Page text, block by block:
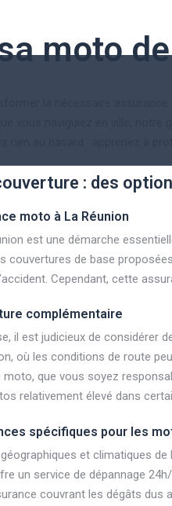
moto
la nécessaire
vous naviguiez en ville,
: des
moto à La Réunion
est une démarche
couvertures de base
Cependant, cette
complémentaire
il est judicieux de considérer
où les conditions de route
que vous soyez
relativement élevé dans
spécifiques pour les
et climatiques
un service de dépannage
couvrant les dégâts dus